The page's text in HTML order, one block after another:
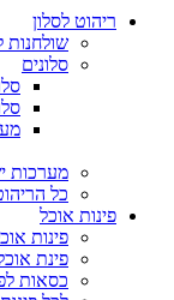
ריהוט לסלון
שולחנות
סלונים
סלון
מערכות
כל
פינות אוכל
פינות
פינת
כסאות